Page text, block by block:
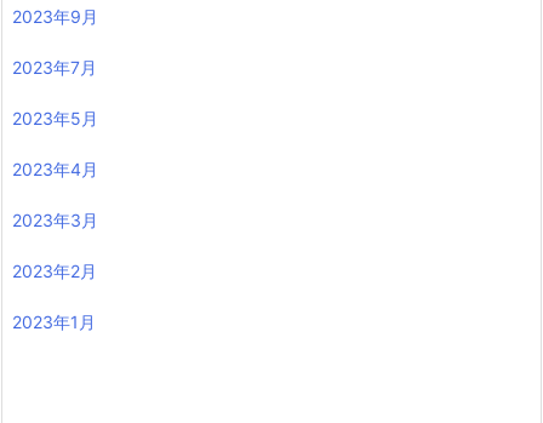
2023年9月
2023年7月
2023年5月
2023年4月
2023年3月
2023年2月
2023年1月